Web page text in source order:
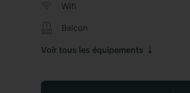
Wifi
Balcon
Voir tous les équipements